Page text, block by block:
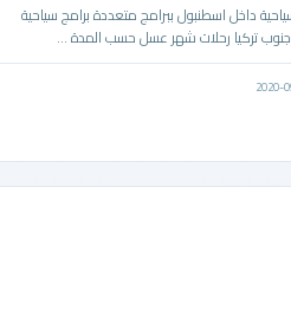
داخل اسطنبول ببرامج متعددة برامج سياحية
تركيا رحلات شهر عسل حسب المدة ...